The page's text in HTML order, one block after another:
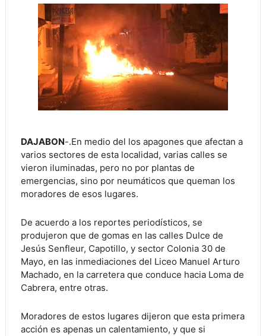
DAJABON-.En medio del los apagones que afectan a
varios sectores de esta localidad, varias calles se
vieron iluminadas, pero no por plantas de
emergencias, sino por neumáticos que queman los
moradores de esos lugares.
De acuerdo a los reportes periodísticos, se
produjeron que de gomas en las calles Dulce de
Jesús Senfleur, Capotillo, y sector Colonia 30 de
Mayo, en las inmediaciones del Liceo Manuel Arturo
Machado, en la carretera que conduce hacia Loma de
Cabrera, entre otras.
Moradores de estos lugares dijeron que esta primera
acción es apenas un calentamiento, y que si